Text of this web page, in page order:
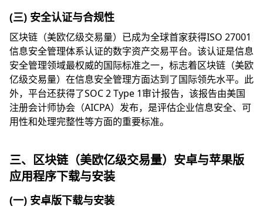
(三) 安全认证与合规性
区块链（美欧亿级交易量）已成为全球首家获得ISO 27001
信息安全管理体系认证的数字资产交易平台。该认证是信息
安全管理领域最权威的国际标准之一，标志着区块链（美欧
亿级交易量）在信息安全管理方面达到了国际领先水平。此
外，平台还获得了SOC 2 Type 1审计报告，该报告由美国
注册会计师协会（AICPA）发布，是评估企业信息安全、可
用性和处理完整性等方面的重要标准。
三、区块链（美欧亿级交易量）安卓与苹果版
应用程序下载与安装
(一) 安卓版下载与安装